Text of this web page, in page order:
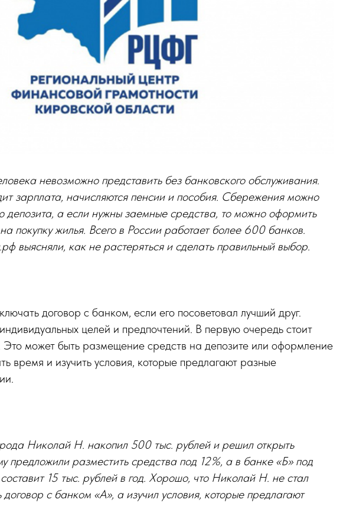
невозможно представить без банковского обслуживания.
зарплата, начисляются пенсии и пособия. Сбережения можно
депозита, а если нужны заемные средства, то можно оформить
покупку жилья. Всего в России работает более 600 банков.
выясняли, как не растеряться и сделать правильный выбор.
договор с банком, если его посоветовал лучший друг.
целей и предпочтений. В первую очередь стоит
Это может быть размещение средств на депозите или оформление
время и изучить условия, которые предлагают разные
Николай Н. накопил 500 тыс. рублей и решил открыть
предложили разместить средства под 12%, а в банке «Б» под
15 тыс. рублей в год. Хорошо, что Николай Н. не стал
договор с банком «А», а изучил условия, которые предлагают